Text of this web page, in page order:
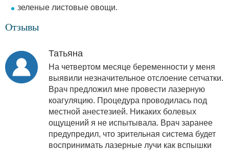
зеленые листовые овощи.
Отзывы
Татьяна
На четвертом месяце беременности у меня
выявили незначительное отслоение сетчатки.
Врач предложил мне провести лазерную
коагуляцию. Процедура проводилась под
местной анестезией. Никаких болевых
ощущений я не испытывала. Врач заранее
предупредил, что зрительная система будет
воспринимать лазерные лучи как вспышки